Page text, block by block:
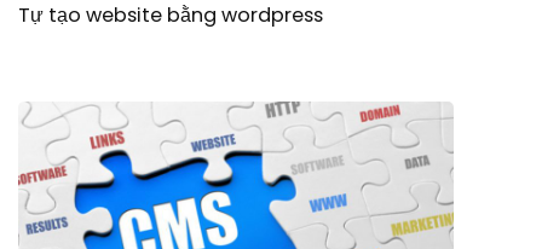
Tự tạo website bằng wordpress